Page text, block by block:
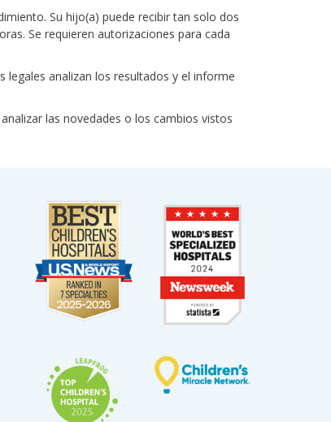
Su hijo(a) puede recibir tan solo dos
Se requieren autorizaciones para cada
legales analizan los resultados y el informe
las novedades o los cambios vistos